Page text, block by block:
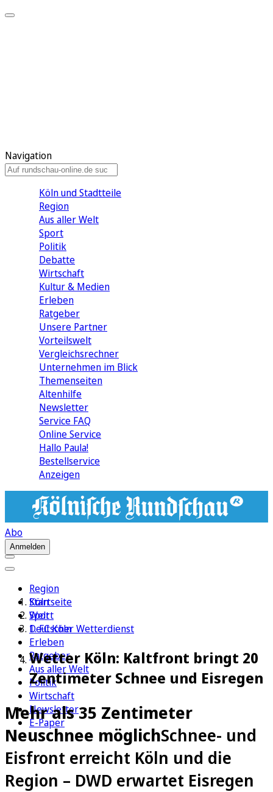
Navigation
Köln und Stadtteile
Region
Aus aller Welt
Sport
Politik
Debatte
Wirtschaft
Kultur & Medien
Erleben
Ratgeber
Unsere Partner
Vorteilswelt
Vergleichsrechner
Unternehmen im Blick
Themenseiten
Altenhilfe
Newsletter
Service FAQ
Online Service
Hallo Paula!
Bestellservice
Anzeigen
Abo
Anmelden
Region
Köln
Sport
1. FC Köln
Erleben
Ratgeber
Aus aller Welt
Politik
Wirtschaft
Newsletter
E-Paper
Startseite
Welt
Deutscher Wetterdienst
Wetter Köln: Kaltfront bringt 20
Zentimeter Schnee und Eisregen
Mehr als 35 Zentimeter
Neuschnee möglichSchnee- und
Eisfront erreicht Köln und die
Region – DWD erwartet Eisregen